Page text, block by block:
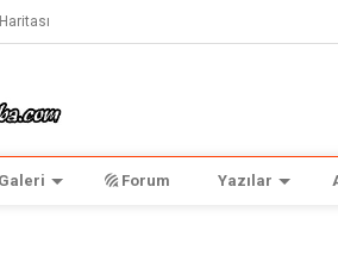
Forum Yazılar